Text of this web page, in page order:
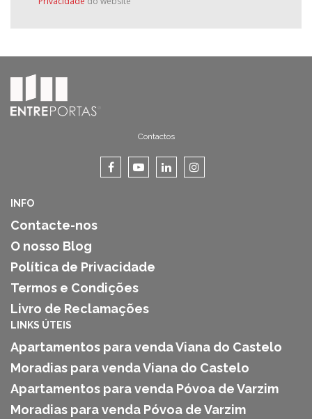
Contactos
INFO
Contacte-nos
O nosso Blog
Política de Privacidade
Termos e Condições
Livro de Reclamações
LINKS ÚTEIS
Apartamentos para venda Viana do Castelo
Moradias para venda Viana do Castelo
Apartamentos para venda Póvoa de Varzim
Moradias para venda Póvoa de Varzim